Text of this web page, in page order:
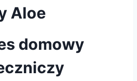
Aloe
domowy